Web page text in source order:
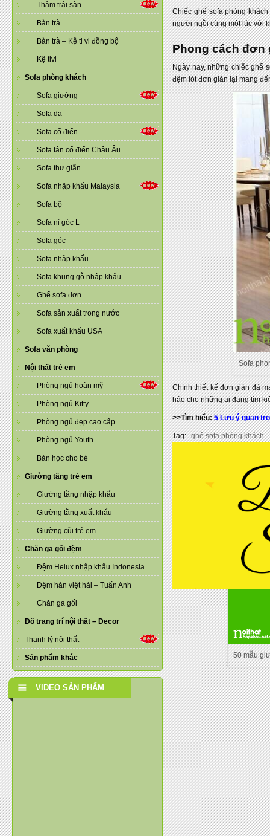
Thảm trải sàn
Bàn trà
Bàn trà – Kệ ti vi đồng bộ
Kệ tivi
Sofa phòng khách
Sofa giường
Sofa da
Sofa cổ điển
Sofa tân cổ điển Châu Âu
Sofa thư giãn
Sofa nhập khẩu Malaysia
Sofa bộ
Sofa nỉ góc L
Sofa góc
Sofa nhập khẩu
Sofa khung gỗ nhập khẩu
Ghế sofa đơn
Sofa sản xuất trong nước
Sofa xuất khẩu USA
Sofa văn phòng
Nội thất trẻ em
Phòng ngủ hoàn mỹ
Phòng ngủ Kitty
Phòng ngủ đẹp cao cấp
Phòng ngủ Youth
Bàn học cho bé
Giường tầng trẻ em
Giường tầng nhập khẩu
Giường tầng xuất khẩu
Giường cũi trẻ em
Chăn ga gối đệm
Đệm Helux nhập khẩu Indonesia
Đệm hàn việt hải – Tuấn Anh
Chăn ga gối
Đồ trang trí nội thất – Decor
Thanh lý nội thất
Sản phẩm khác
VIDEO SẢN PHẨM
Chiếc ghế sofa phòng
người ngồi cùng một lúc với
Phong cách đơn
Ngày nay, những chiếc ghế
đệm lót đơn giản lại mang
Sofa
Chính thiết kế đơn giản đã
hảo cho những ai đang tìm
>>Tìm hiểu:5 Lưu ý quan
Tag: ghế sofa phòng khách
50 mẫu